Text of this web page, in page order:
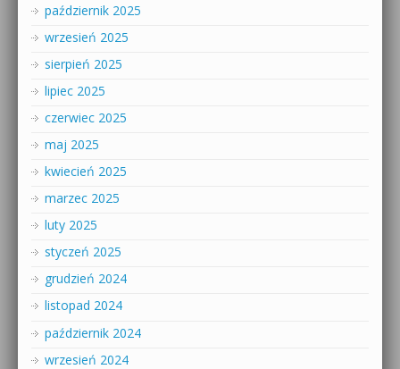
październik 2025
wrzesień 2025
sierpień 2025
lipiec 2025
czerwiec 2025
maj 2025
kwiecień 2025
marzec 2025
luty 2025
styczeń 2025
grudzień 2024
listopad 2024
październik 2024
wrzesień 2024